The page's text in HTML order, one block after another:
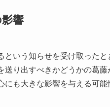
響
いう知らせを受け取った
送り出すべきかどうかの葛
も大きな影響を与える可能